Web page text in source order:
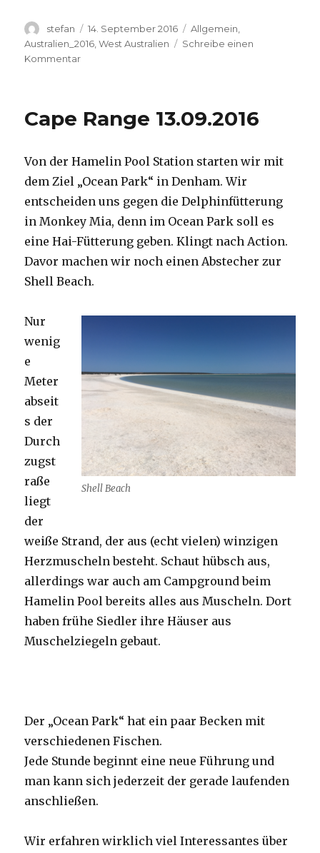
Autor
stefan
Veröffentlicht
am
14. September 2016 Kategorien
Allgemein
Australien_2016 ,West Australien
Schreibe einen
Kommentarzu
Cape Range 13.09.2016
Von der Hamelin Pool Station starten wir mit
dem Ziel „Ocean Park“ in Denham. Wir
entscheiden uns gegen die Delphinfütterung
in Monkey Mia, denn im Ocean Park soll es
eine Hai-Fütterung geben. Klingt nach Action.
Davor machen wir noch einen Abstecher zur
Shell Beach.
Shell Beach
Nur
wenig
e
Meter
abseit
s der
Durch
zugst
raße
liegt
der
weiße Strand, der aus (echt vielen) winzigen
Herzmuscheln besteht. Schaut hübsch aus,
allerdings war auch am Campground beim
Hamelin Pool bereits alles aus Muscheln. Dort
haben frühe Siedler ihre Häuser aus
Muschelziegeln gebaut.
Der „Ocean Park“ hat ein paar Becken mit
verschiedenen Fischen.
Jede Stunde beginnt eine neue Führung und
man kann sich jederzeit der gerade laufenden
anschließen.
Wir erfahren wirklich viel Interessantes über